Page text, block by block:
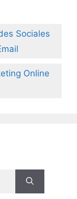
Sociales
Online